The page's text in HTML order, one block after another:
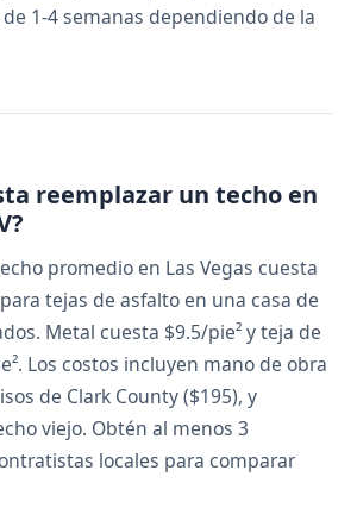
1-4 semanas dependiendo de la
reemplazar un techo en
promedio en Las Vegas cuesta
tejas de asfalto en una casa de
Metal cuesta $9.5/pie² y teja de
Los costos incluyen mano de obra
de Clark County ($195), y
viejo. Obtén al menos 3
locales para comparar